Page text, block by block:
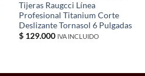
Tijeras Raugcci Línea
Profesional Titanium Corte
Deslizante Tornasol 6 Pulgadas
$129.000 IVA INCLUIDO